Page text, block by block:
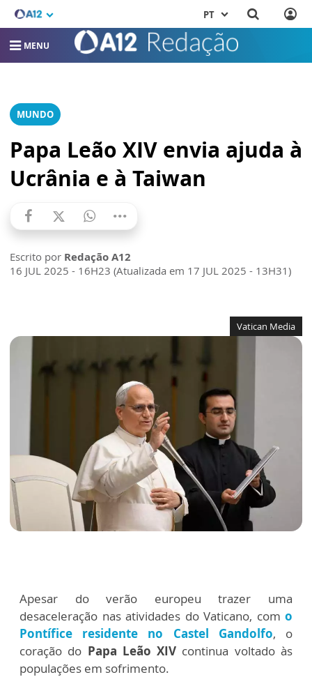
PT
MENU
MUNDO
Papa Leão XIV envia ajuda à
Ucrânia e à Taiwan
Escrito por Redação A12
16 JUL 2025 - 16H23 (Atualizada em 17 JUL 2025 - 13H31)
Vatican Media
Apesar do verão europeu trazer uma
desaceleração nas atividades do Vaticano, com o
Pontífice residente no Castel Gandolfo, o
coração do Papa Leão XIV continua voltado às
populações em sofrimento.